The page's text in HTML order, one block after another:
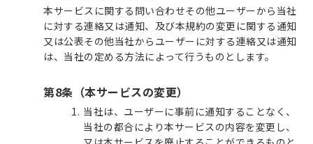
本サービスに関する問い合わせその他ユーザーから当社
に対する連絡又は通知、及び本規約の変更に関する通知
又は公表その他当社からユーザーに対する連絡又は通知
は、当社の定める方法によって行うものとします。
第8条（本サービスの変更）
当社は、ユーザーに事前に通知することなく、
当社の都合により本サービスの内容を変更し、